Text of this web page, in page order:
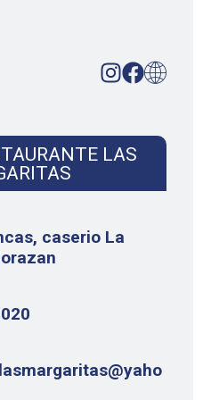
LAS
caserio La